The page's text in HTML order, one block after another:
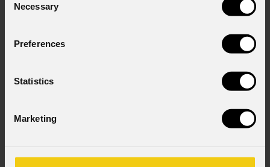
Selection
Necessary
Preferences
Statistics
Marketing
EclDisplay
GOBOS